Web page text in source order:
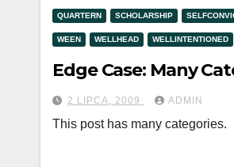
QUARTERN SCHOLARSHIP
WEEN WELLHEAD WELLINTENTIONED
Edge Case: Many
2 LIPCA, 2009 ADMIN
This post has many categories.